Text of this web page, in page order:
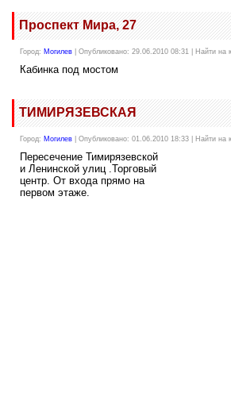
Проспект Мира, 27
Город: Могилев | Опубликовано: 29.06.2010 08:31 | Найти на
Кабинка под мостом
ТИМИРЯЗЕВСКАЯ
Город: Могилев | Опубликовано: 01.06.2010 18:33 | Найти на
Пересечение Тимирязевской
и Ленинской улиц .Торговый
центр. От входа прямо на
первом этаже.